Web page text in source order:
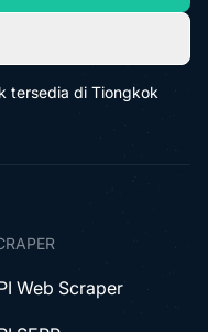
tersedia di Tiongkok
Web Scraper